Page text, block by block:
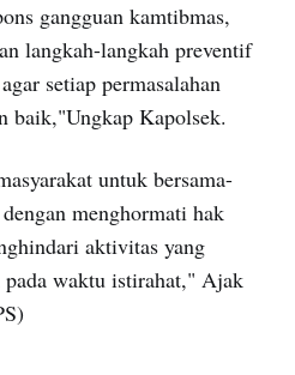
gangguan kamtibmas,
langkah-langkah preventif
setiap permasalahan
baik,"Ungkap Kapolsek.
untuk bersama-
menghormati hak
aktivitas yang
waktu istirahat," Ajak